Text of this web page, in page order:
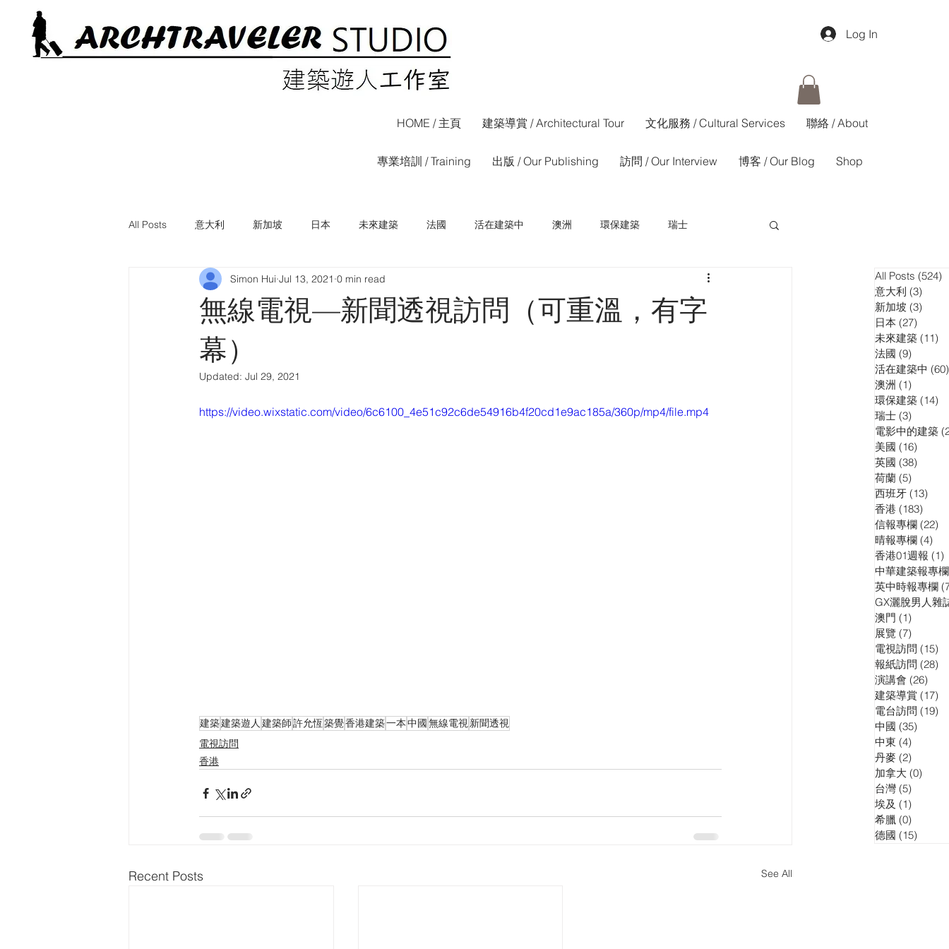
Log In
HOME / 主頁 建築導賞 / Architectural Tour 文化服務 / Cultural Services 聯絡 / About
專業培訓 / Training 出版 / Our Publishing 訪問 / Our Interview 博客 / Our Blog Shop
All Posts 意大利 新加坡 日本 未來建築 法國 活在建築中 澳洲 環保建築 瑞士
電影中的建築 美國 英國 荷蘭
中華建築報專欄
無線電視—新聞透視訪問（可重溫，有字
幕）
Simon Hui Jul 13, 2021 0 min read
Updated: Jul 29, 2021
https://video.wixstatic.com/video/6c6100_4e51c92c6de54916b4f20cd1e9ac185a/360p/mp4/file.mp4
建築建築遊人 建築師許允恆築覺香港建築一本中國無線電視新聞透視
電視訪問
香港
Recent Posts See All
All Posts (524)
意大利 (3)
新加坡 (3)
日本 (27)
未來建築 (11)
法國 (9)
活在建築中 (60)
澳洲 (1)
環保建築 (14)
瑞士 (3)
電影中的建築
美國 (16)
英國 (38)
荷蘭 (5)
西班牙 (13)
香港 (183)
信報專欄 (22)
晴報專欄 (4)
香港01週報 (1)
中華建築報專欄
英中時報專欄
GX灑脫男人雜
澳門 (1)
展覽 (7)
電視訪問 (15)
報紙訪問 (28)
演講會 (26)
建築導賞 (17)
電台訪問 (19)
中國 (35)
中東 (4)
丹麥 (2)
加拿大 (0)
台灣 (5)
埃及 (1)
希臘 (0)
德國 (15)